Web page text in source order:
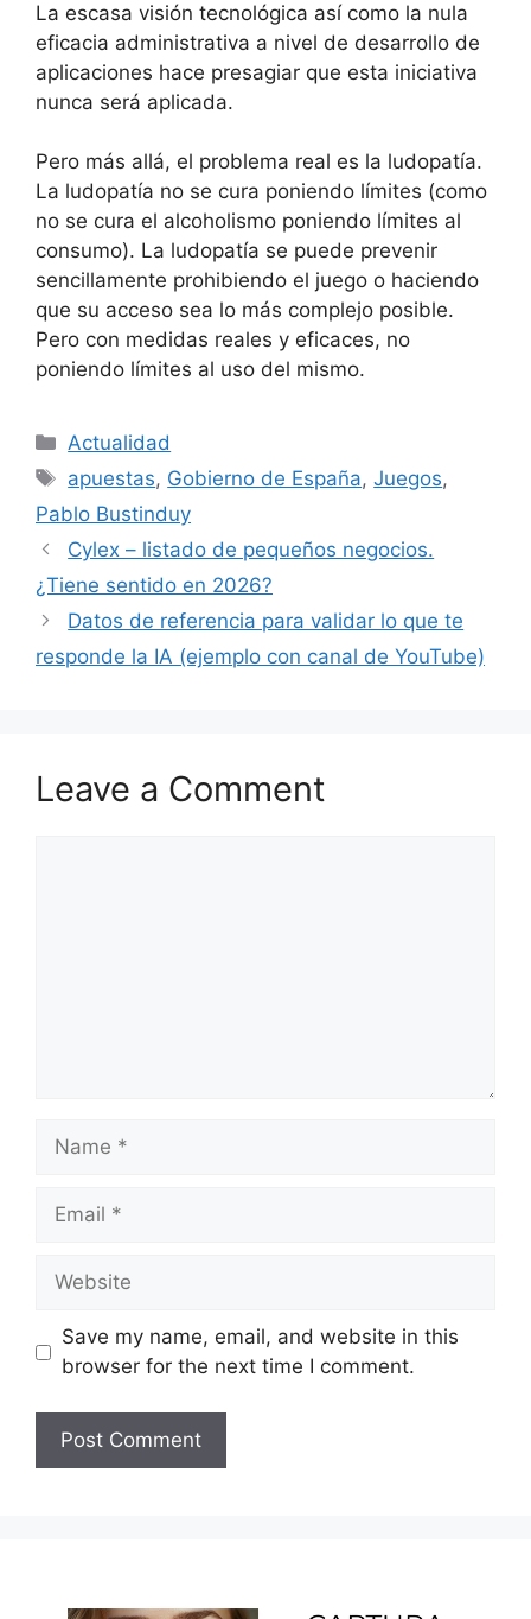
La escasa visión tecnológica así como la nula
eficacia administrativa a nivel de desarrollo de
aplicaciones hace presagiar que esta iniciativa
nunca será aplicada.
Pero más allá, el problema real es la ludopatía.
La ludopatía no se cura poniendo límites (como
no se cura el alcoholismo poniendo límites al
consumo). La ludopatía se puede prevenir
sencillamente prohibiendo el juego o haciendo
que su acceso sea lo más complejo posible.
Pero con medidas reales y eficaces, no
poniendo límites al uso del mismo.
Categories
Actualidad
Tags
apuestas, Gobierno de España,Juegos,
Pablo Bustinduy
Cylex – listado de pequeños negocios.
¿Tiene sentido en 2026?
Datos de referencia para validar lo que te
responde la IA (ejemplo con canal de YouTube)
Leave a Comment
Name
Email
Website
Save my name, email, and website in this
browser for the next time I comment.